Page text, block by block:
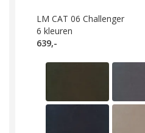
LM CAT 06 Challenger
6 kleuren
639,-